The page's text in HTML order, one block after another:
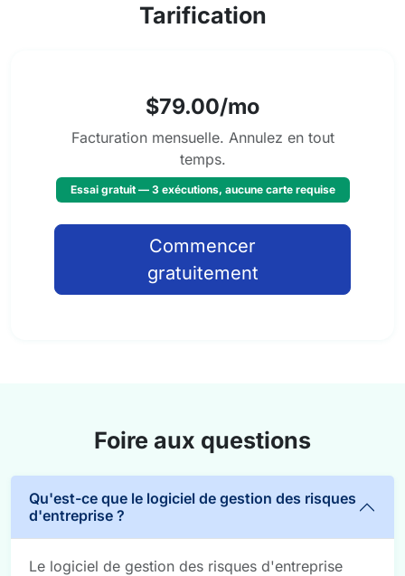
Tarification
$79.00/mo
Facturation mensuelle. Annulez en tout
temps.
Essai gratuit — 3 exécutions, aucune carte requise
Commencer
gratuitement
Foire aux questions
Qu'est-ce que le logiciel de gestion des risques
d'entreprise ?
Le logiciel de gestion des risques d'entreprise